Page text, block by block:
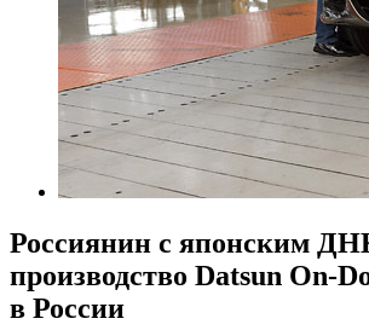
Россиянин с японским
производство Datsun On-
в России